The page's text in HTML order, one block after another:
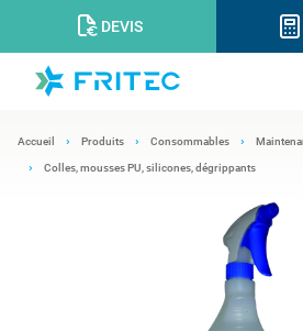
DEVIS
Accueil Produits Consommables
Colles, mousses PU, silicones, dégrippants